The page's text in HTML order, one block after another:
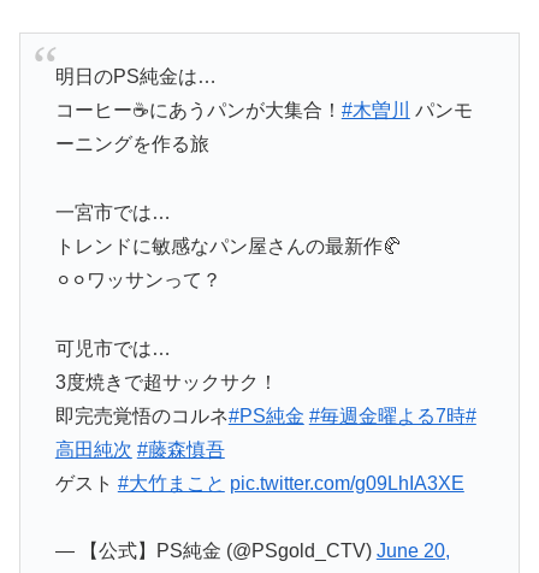
明日のPS純金は…
コーヒー☕️にあうパンが大集合！ #木曽川
パンモ
ーニングを作る旅
一宮市では…
トレンドに敏感なパン屋さんの最新作🥐
⚪︎⚪︎ワッサンって？
可児市では…
3度焼きで超サックサク！
即完売覚悟のコルネ#PS純金 #毎週金曜よる7時#
高田純次 #藤森慎吾
ゲスト #大竹まこと pic.twitter.com/g09LhIA3XE
— 【公式】PS純金 (@PSgold_CTV) June 20,